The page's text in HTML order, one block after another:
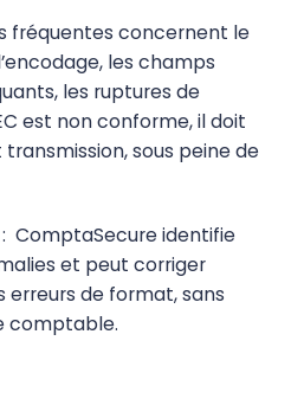
fréquentes concernent le
les champs
les ruptures de
est non conforme, il doit
sous peine de
: ComptaSecure identifie
et peut corriger
de format, sans
comptable.